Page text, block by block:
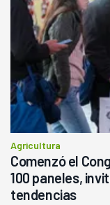
Agricultura
Comenzó el
100 paneles,
tendencias